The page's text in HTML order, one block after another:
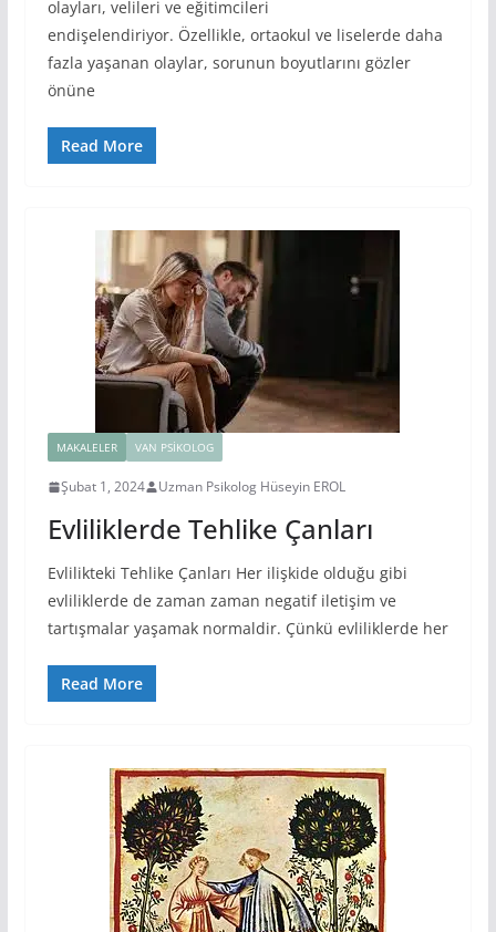
olayları, velileri ve eğitimcileri
endişelendiriyor. Özellikle, ortaokul ve liselerde daha
fazla yaşanan olaylar, sorunun boyutlarını gözler
önüne
Read More
MAKALELER VAN PSIKOLOG
Şubat 1, 2024 Uzman Psikolog Hüseyin EROL
Evliliklerde Tehlike Çanları
Evlilikteki Tehlike Çanları Her ilişkide olduğu gibi
evliliklerde de zaman zaman negatif iletişim ve
tartışmalar yaşamak normaldir. Çünkü evliliklerde her
Read More